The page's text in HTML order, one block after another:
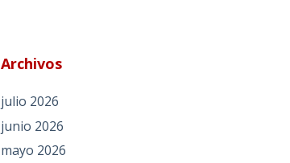
Archivos
julio 2026
junio 2026
mayo 2026